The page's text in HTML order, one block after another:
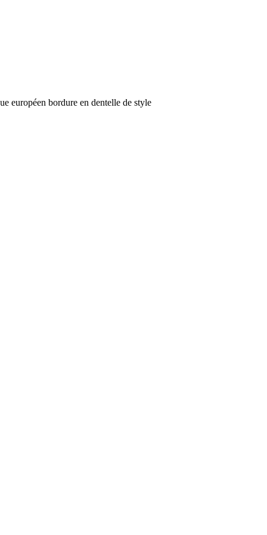
européen bordure en dentelle de style